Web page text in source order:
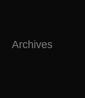
Archives